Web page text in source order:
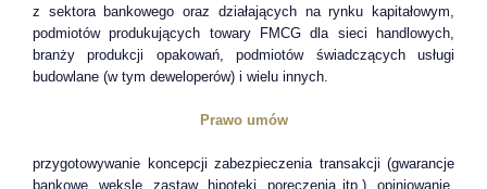
z sektora bankowego oraz działających na rynku kapitałowym,
podmiotów produkujących towary FMCG dla sieci handlowych,
branży produkcji opakowań, podmiotów świadczących usługi
budowlane (w tym deweloperów) i wielu innych.
Prawo umów
przygotowywanie koncepcji zabezpieczenia transakcji (gwarancje
bankowe, weksle, zastaw, hipoteki, poręczenia itp.), opiniowanie,